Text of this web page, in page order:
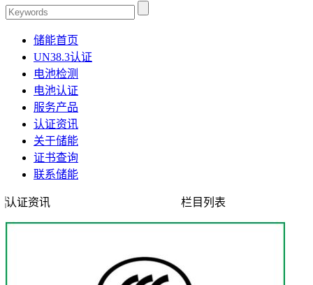
储能首页
UN38.3认证
电池检测
电池认证
服务产品
认证资讯
关于储能
证书查询
联系储能
认证资讯 栏目列表